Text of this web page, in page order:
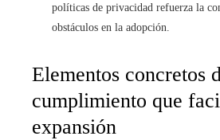
políticas de privacidad refuerza la
obstáculos en la adopción.
Elementos concretos
cumplimiento que
expansión